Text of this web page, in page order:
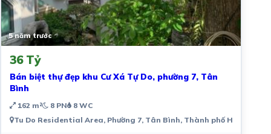
5 năm trước
36 Tỷ
Bán biệt thự đẹp khu Cư Xá Tự Do, phường 7, Tân
Bình
162 m² 8 PN 8 WC
Tu Do Residential Area, Phường 7, Tân Bình, Thành phố Hồ Chí